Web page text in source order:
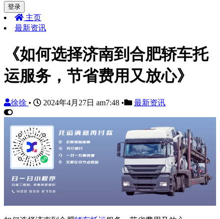
登录
主页
最新资讯
《如何选择济南到合肥轿车托
运服务，节省费用又放心》
徐徐 • 2024年4月27日 am7:48 • 最新资讯